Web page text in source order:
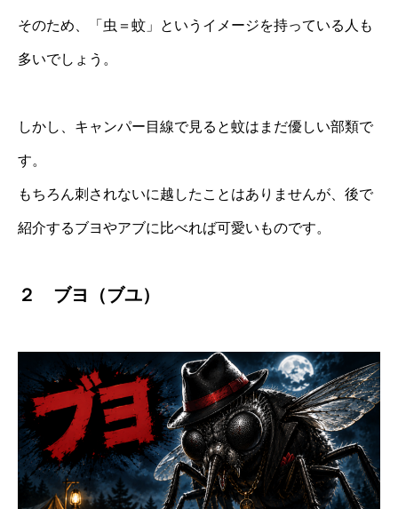
そのため、「虫＝蚊」というイメージを持っている人も
多いでしょう。
しかし、キャンパー目線で見ると蚊はまだ優しい部類で
す。
もちろん刺されないに越したことはありませんが、後で
紹介するブヨやアブに比べれば可愛いものです。
２ ブヨ（ブユ）